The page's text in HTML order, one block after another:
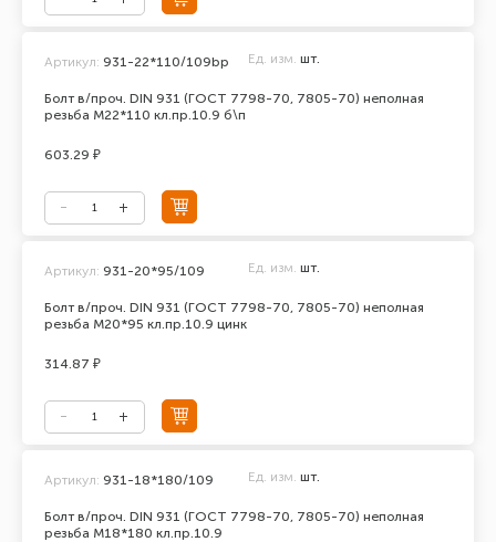
Болт в/проч. DIN 931 (ГОСТ 7798-70, 7805-70) неполная
резьба М22*110 кл.пр.10.9 б\п
Артикул: 931-22*110/109bp Ед. изм. шт.
603.29 ₽
Болт в/проч. DIN 931 (ГОСТ 7798-70, 7805-70) неполная
резьба М20*95 кл.пр.10.9 цинк
Артикул: 931-20*95/109 Ед. изм. шт.
314.87 ₽
Болт в/проч. DIN 931 (ГОСТ 7798-70, 7805-70) неполная
резьба М18*180 кл.пр.10.9
Артикул: 931-18*180/109 Ед. изм. шт.